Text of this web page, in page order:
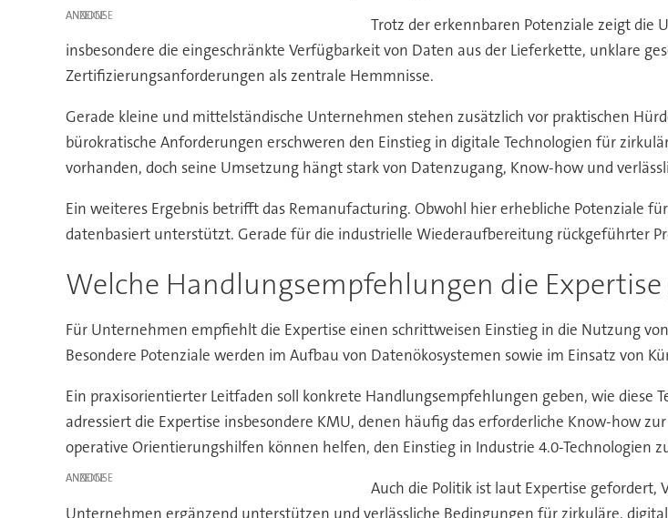
ANZEIGE
Trotz der erkennbaren Potenziale zeigt
insbesondere die eingeschränkte Verfügbarkeit von Daten aus der Lieferkette, unklare
Zertifizierungsanforderungen als zentrale Hemmnisse.
Gerade kleine und mittelständische Unternehmen stehen zusätzlich vor praktischen
bürokratische Anforderungen erschweren den Einstieg in digitale Technologien für
vorhanden, doch seine Umsetzung hängt stark von Datenzugang, Know-how und
Ein weiteres Ergebnis betrifft das Remanufacturing. Obwohl hier erhebliche Potenziale
datenbasiert unterstützt. Gerade für die industrielle Wiederaufbereitung rückgeführter
Welche Handlungsempfehlungen die
Für Unternehmen empfiehlt die Expertise einen schrittweisen Einstieg in die Nutzung
Besondere Potenziale werden im Aufbau von Datenökosystemen sowie im Einsatz von
Ein praxisorientierter Leitfaden soll konkrete Handlungsempfehlungen geben, wie
adressiert die Expertise insbesondere KMU, denen häufig das erforderliche Know-how
operative Orientierungshilfen können helfen, den Einstieg in Industrie 4.0-Technologien
ANZEIGE
Auch die Politik ist laut Expertise gefordert,
Unternehmen ergänzend unterstützen und verlässliche Bedingungen für zirkuläre,